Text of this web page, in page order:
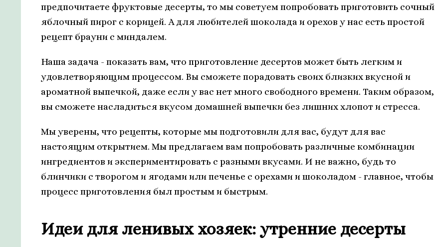
предпочитаете фруктовые десерты, то мы советуем попробовать приготовить сочный
яблочный пирог с корицей. А для любителей шоколада и орехов у нас есть простой
рецепт брауни с миндалем.
Наша задача - показать вам, что приготовление десертов может быть легким и
удовлетворяющим процессом. Вы сможете порадовать своих близких вкусной и
ароматной выпечкой, даже если у вас нет много свободного времени. Таким образом,
вы сможете насладиться вкусом домашней выпечки без лишних хлопот и стресса.
Мы уверены, что рецепты, которые мы подготовили для вас, будут для вас
настоящим открытием. Мы предлагаем вам попробовать различные комбинации
ингредиентов и экспериментировать с разными вкусами. И не важно, будь то
блинчики с творогом и ягодами или печенье с орехами и шоколадом - главное, чтобы
процесс приготовления был простым и быстрым.
Идеи для ленивых хозяек: утренние десерты